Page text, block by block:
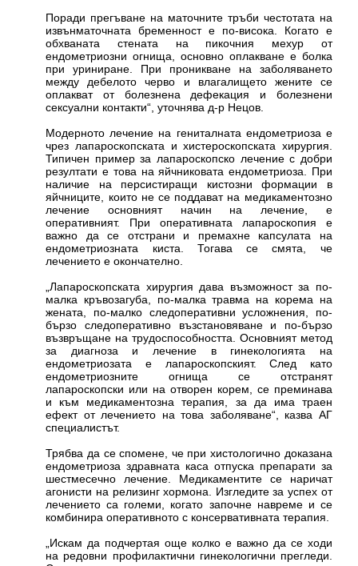
Поради прегъване на маточните тръби честотата на
извънматочната бременност е по-висока. Когато е
обхваната стената на пикочния мехур от
ендометриозни огнища, основно оплакване е болка
при уриниране. При проникване на заболяването
между дебелото черво и влагалището жените се
оплакват от болезнена дефекация и болезнени
сексуални контакти“, уточнява д-р Нецов.
Модерното лечение на гениталната ендометриоза е
чрез лапароскопската и хистероскопската хирургия.
Типичен пример за лапароскопско лечение с добри
резултати е това на яйчниковата ендометриоза. При
наличие на персистиращи кистозни формации в
яйчниците, които не се поддават на медикаментозно
лечение основният начин на лечение, е
оперативният. При оперативната лапароскопия е
важно да се отстрани и премахне капсулата на
ендометриозната киста. Тогава се смята, че
лечението е окончателно.
„Лапароскопската хирургия дава възможност за по-
малка кръвозагуба, по-малка травма на корема на
жената, по-малко следоперативни усложнения, по-
бързо следоперативно възстановяване и по-бързо
възвръщане на трудоспособността. Основният метод
за диагноза и лечение в гинекологията на
ендометриозата е лапароскопският. След като
ендометриозните огнища се отстранят
лапароскопски или на отворен корем, се преминава
и към медикаментозна терапия, за да има траен
ефект от лечението на това заболяване“, казва АГ
специалистът.
Трябва да се спомене, че при хистологично доказана
ендометриоза здравната каса отпуска препарати за
шестмесечно лечение. Медикаментите се наричат
агонисти на релизинг хормона. Изгледите за успех от
лечението са големи, когато започне навреме и се
комбинира оперативното с консервативната терапия.
„Искам да подчертая още колко е важно да се ходи
на редовни профилактични гинекологични прегледи.